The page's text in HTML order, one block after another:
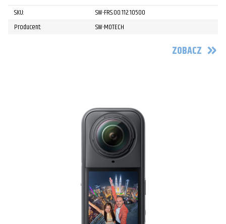
SKU:
SW-FRS.00.112.10500
Producent:
SW-MOTECH
ZOBACZ